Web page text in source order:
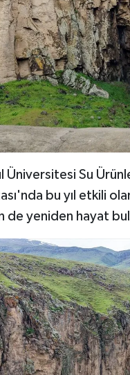
Üniversitesi Su
bu yıl etkili
de yeniden hayat